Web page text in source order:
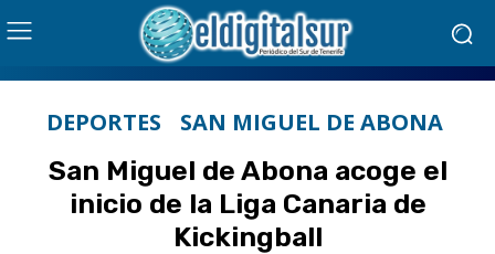
DEPORTES SAN MIGUEL DE ABONA
San Miguel de Abona acoge el
inicio de la Liga Canaria de
Kickingball